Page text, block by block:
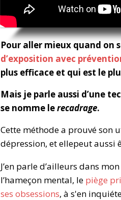
Pour aller mieux quand on
d’exposition avec
plus efficace et qui est le
Mais je parle aussi d’une
se nomme lerecadrage.
Cette méthode a prouvé son
dépression, et ellepeut aussi
J’en parle d’ailleurs dans mon
l’hameçon mental, le piège
ses obsessions, à s'en